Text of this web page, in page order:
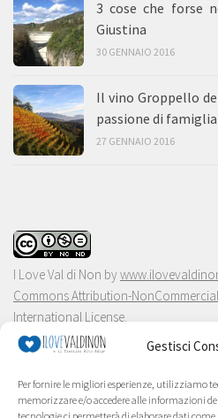
Gestisci
Per fornire le migliori esperienze, utilizziamo
memorizzare e/o accedere alle informazioni
3 cose che forse
Giustina
30 GENNAIO 2016
Il vino Groppello
passione di famiglia
27 GENNAIO 2016
I Love Val di Non by
Commons Attribution-
International License.